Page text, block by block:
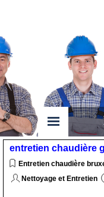
entretien chaudière
Entretien chaudière
Nettoyage et Entretien